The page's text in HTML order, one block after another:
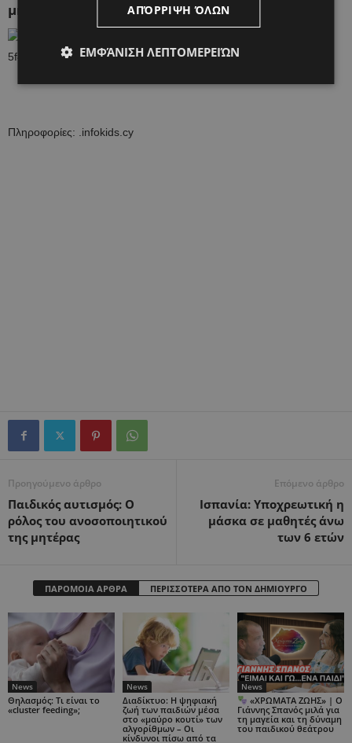
μην μπερδεύουν οι μαθητές τα πράγματά τους:
Πληροφορίες: .infokids.cy
Προηγούμενο άρθρο
Παιδικός αυτισμός: Ο
ρόλος του ανοσοποιητικού
της μητέρας
Επόμενο άρθρο
Ισπανία: Υποχρεωτική η
μάσκα σε μαθητές άνω
των 6 ετών
ΠΑΡΟΜΟΙΑ ΑΡΘΡΑ ΠΕΡΙΣΣΟΤΕΡΑ ΑΠΟ ΤΟΝ ΔΗΜΙΟΥΡΓΟ
News
Θηλασμός: Τι είναι το
«cluster feeding»;
News
Διαδίκτυο: Η ψηφιακή
ζωή των παιδιών μέσα
στο «μαύρο κουτί» των
αλγορίθμων – Οι
κίνδυνοι πίσω από τα
News
«ΧΡΩΜΑΤΑ ΖΩΗΣ» | Ο
Γιάννης Σπανός μιλά για
τη μαγεία και τη δύναμη
του παιδικού θεάτρου
ΑΠΌΡΡΙΨΗ ΌΛΩΝ
ΕΜΦΆΝΙΣΗ ΛΕΠΤΟΜΕΡΕΙΏΝ